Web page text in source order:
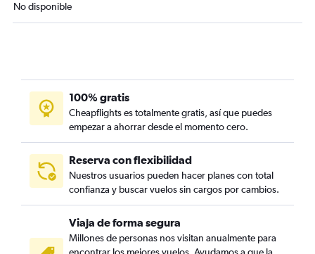
No disponible
100% gratis
Cheapflights es totalmente gratis, así que puedes
empezar a ahorrar desde el momento cero.
Reserva con flexibilidad
Nuestros usuarios pueden hacer planes con total
confianza y buscar vuelos sin cargos por cambios.
Viaja de forma segura
Millones de personas nos visitan anualmente para